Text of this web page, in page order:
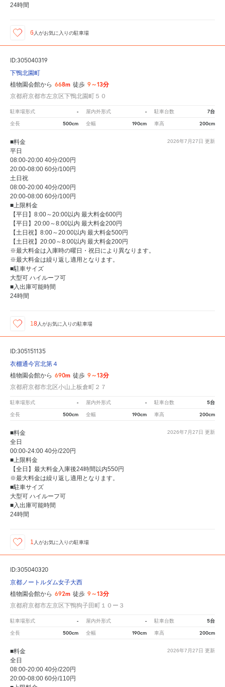
24時間
6 人がお気に入りの駐車場
ID:305040319
下鴨北園町
植物園会館から 668m 徒歩 9～13分
京都府京都市左京区下鴨北園町５０
駐車場形式 - 屋内外形式 - 駐車台数 7台
全長 500cm 全幅 190cm 車高 200cm
2026年7月27日 更新
■料金
平日
08:00-20:00 40分/200円
20:00-08:00 60分/100円
土日祝
08:00-20:00 40分/200円
20:00-08:00 60分/100円
■上限料金
【平日】8:00～20:00以内 最大料金600円
【平日】20:00～8:00以内 最大料金200円
【土日祝】8:00～20:00以内 最大料金500円
【土日祝】20:00～8:00以内 最大料金200円
※最大料金は入庫時の曜日・祝日により異なります。
※最大料金は繰り返し適用となります。
■駐車サイズ
大型可 ハイルーフ可
■入出庫可能時間
24時間
18 人がお気に入りの駐車場
ID:305151135
衣棚通今宮北第４
植物園会館から 690m 徒歩 9～13分
京都府京都市北区小山上板倉町２７
駐車場形式 - 屋内外形式 - 駐車台数 5台
全長 500cm 全幅 190cm 車高 200cm
2026年7月27日 更新
■料金
全日
00:00-24:00 40分/220円
■上限料金
【全日】最大料金入庫後24時間以内550円
※最大料金は繰り返し適用となります。
■駐車サイズ
大型可 ハイルーフ可
■入出庫可能時間
24時間
1 人がお気に入りの駐車場
ID:305040320
京都ノートルダム女子大西
植物園会館から 692m 徒歩 9～13分
京都府京都市左京区下鴨狗子田町１０ー３
駐車場形式 - 屋内外形式 - 駐車台数 5台
全長 500cm 全幅 190cm 車高 200cm
2026年7月27日 更新
■料金
全日
08:00-20:00 40分/220円
20:00-08:00 60分/110円